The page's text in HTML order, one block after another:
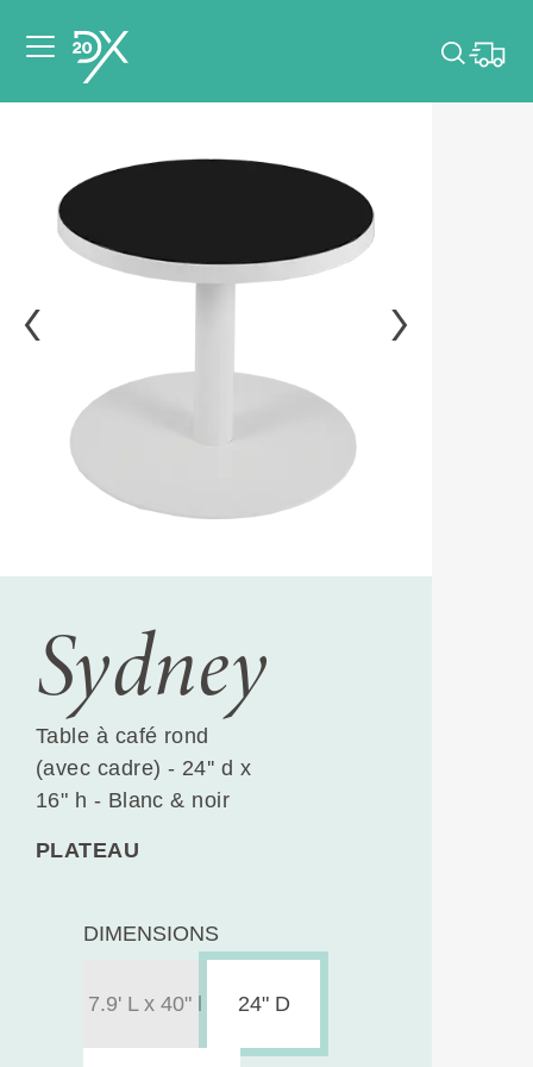
dates de votre
Sydney
Table à café rond
(avec cadre) - 24'' d x
16" h - Blanc & noir
PLATEAU
DIMENSIONS
7.9' L x 40" l 24" D